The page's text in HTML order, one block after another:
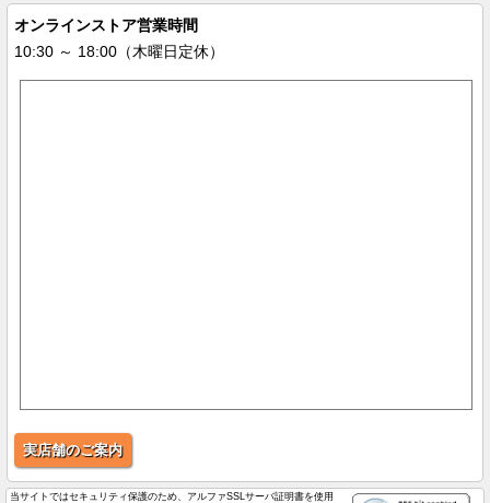
オンラインストア営業時間
10:30 ～ 18:00（木曜日定休）
実店舗のご案内
当サイトではセキュリティ保護のため、アルファSSLサーバ証明書を使用